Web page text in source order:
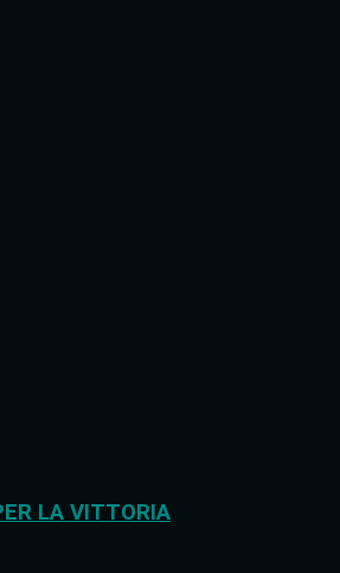
LA VITTORIA